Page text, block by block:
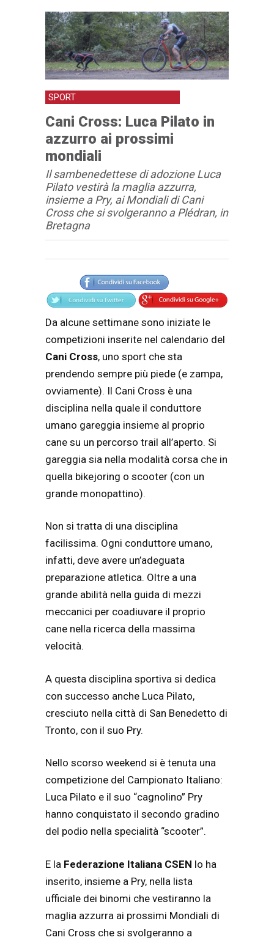
SPORT
Cani Cross: Luca Pilato in
azzurro ai prossimi
mondiali
Il sambenedettese di adozione Luca
Pilato vestirà la maglia azzurra,
insieme a Pry, ai Mondiali di Cani
Cross che si svolgeranno a Plédran, in
Bretagna
Articolo
Testo articolo principale
Da alcune settimane sono iniziate le
competizioni inserite nel calendario del
Cani Cross, uno sport che sta
prendendo sempre più piede (e zampa,
ovviamente). Il Cani Cross è una
disciplina nella quale il conduttore
umano gareggia insieme al proprio
cane su un percorso trail all’aperto. Si
gareggia sia nella modalità corsa che in
quella bikejoring o scooter (con un
grande monopattino).
Non si tratta di una disciplina
facilissima. Ogni conduttore umano,
infatti, deve avere un’adeguata
preparazione atletica. Oltre a una
grande abilità nella guida di mezzi
meccanici per coadiuvare il proprio
cane nella ricerca della massima
velocità.
A questa disciplina sportiva si dedica
con successo anche Luca Pilato,
cresciuto nella città di San Benedetto di
Tronto, con il suo Pry.
Nello scorso weekend si è tenuta una
competizione del Campionato Italiano:
Luca Pilato e il suo “cagnolino” Pry
hanno conquistato il secondo gradino
del podio nella specialità “scooter”.
E la Federazione Italiana CSEN lo ha
inserito, insieme a Pry, nella lista
ufficiale dei binomi che vestiranno la
maglia azzurra ai prossimi Mondiali di
Cani Cross che si svolgeranno a